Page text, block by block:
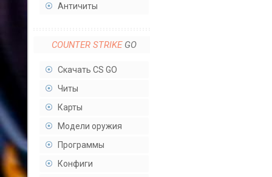
Античиты
COUNTER STRIKEGO
Скачать CS GO
Читы
Карты
Модели оружия
Программы
Конфиги